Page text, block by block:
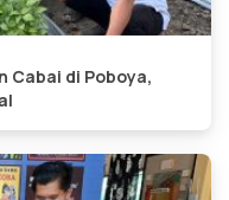
Cabai di Poboya,